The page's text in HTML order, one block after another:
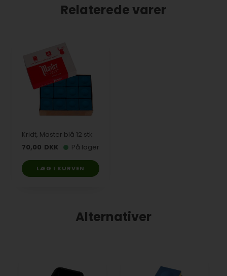
Relaterede varer
Kridt, Master blå 12 stk
70,00 DKK På lager
LÆG I KURVEN
Alternativer